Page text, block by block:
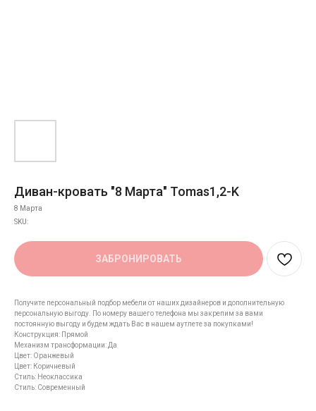
Диван-кровать "8 Марта" Tomas1,2-K
8 Марта
SKU:
ЗАБРОНИРОВАТЬ
Получите персональный подбор мебели от наших дизайнеров и дополнительную
персональную выгоду. По номеру вашего телефона мы закрепим за вами
постоянную выгоду и будем ждать Вас в нашем аутлете за покупками!
Конструкция: Прямой
Механизм трансформации: Да
Цвет: Оранжевый
Цвет: Коричневый
Стиль: Неоклассика
Стиль: Современный